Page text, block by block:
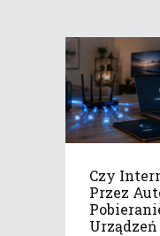
Czy
Przez
Urządzeń